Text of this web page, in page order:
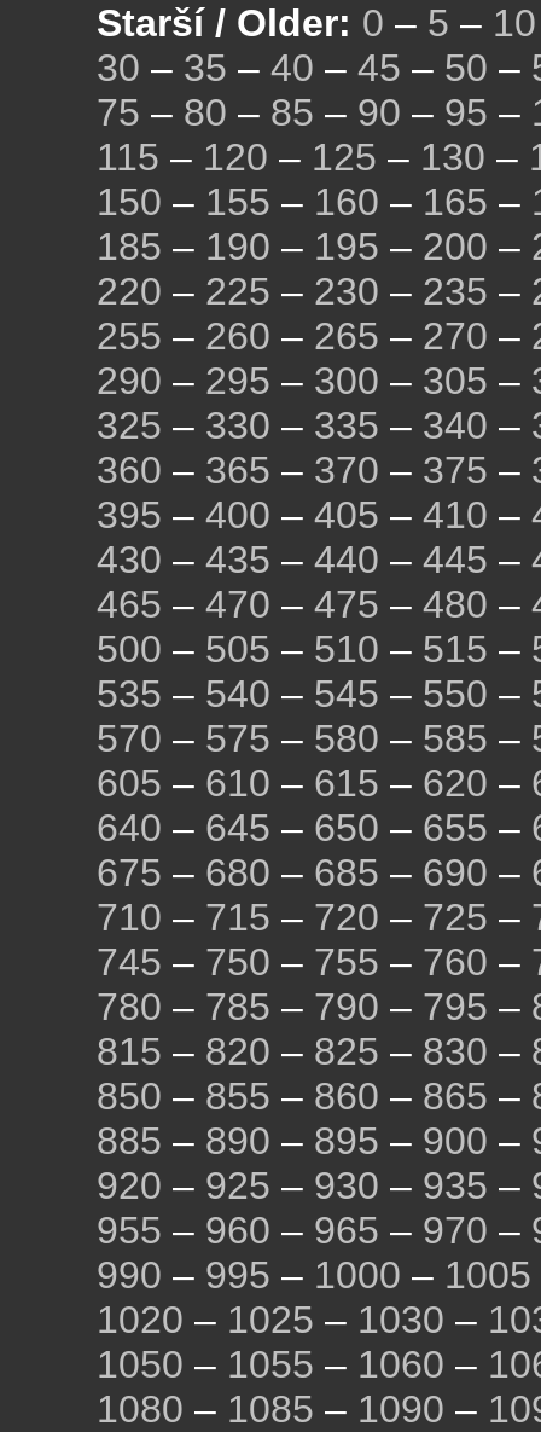
Starší / Older: 0 – 5 – 10
30 – 35 – 40 – 45 – 50 –
75 – 80 – 85 – 90 – 95 –
115 – 120 – 125 – 130 –
150 – 155 – 160 – 165 –
185 – 190 – 195 – 200 –
220 – 225 – 230 – 235 –
255 – 260 – 265 – 270 –
290 – 295 – 300 – 305 –
325 – 330 – 335 – 340 –
360 – 365 – 370 – 375 –
395 – 400 – 405 – 410 –
430 – 435 – 440 – 445 –
465 – 470 – 475 – 480 –
500 – 505 – 510 – 515 –
535 – 540 – 545 – 550 –
570 – 575 – 580 – 585 –
605 – 610 – 615 – 620 –
640 – 645 – 650 – 655 –
675 – 680 – 685 – 690 –
710 – 715 – 720 – 725 –
745 – 750 – 755 – 760 –
780 – 785 – 790 – 795 –
815 – 820 – 825 – 830 –
850 – 855 – 860 – 865 –
885 – 890 – 895 – 900 –
920 – 925 – 930 – 935 –
955 – 960 – 965 – 970 –
990 – 995 – 1000 – 1005
1020 – 1025 – 1030 –
1050 – 1055 – 1060 –
1080 – 1085 – 1090 –